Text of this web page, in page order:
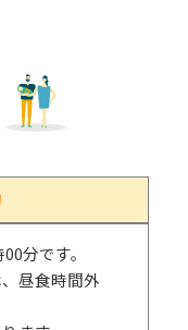
分です。
昼食時間外